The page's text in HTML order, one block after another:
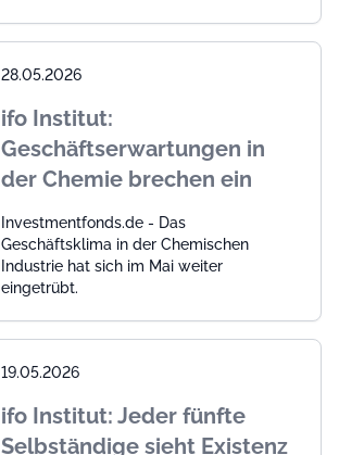
28.05.2026
ifo Institut:
Geschäftserwartungen in
der Chemie brechen ein
Investmentfonds.de - Das
Geschäftsklima in der Chemischen
Industrie hat sich im Mai weiter
eingetrübt.
19.05.2026
ifo Institut: Jeder fünfte
Selbständige sieht Existenz